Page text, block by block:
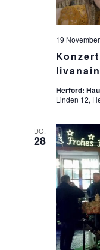
19
Herford:
Linden 12,
DO.
28